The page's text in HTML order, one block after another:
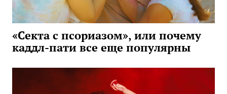
«Секта с псориазом», или почему
каддл-пати все еще популярны